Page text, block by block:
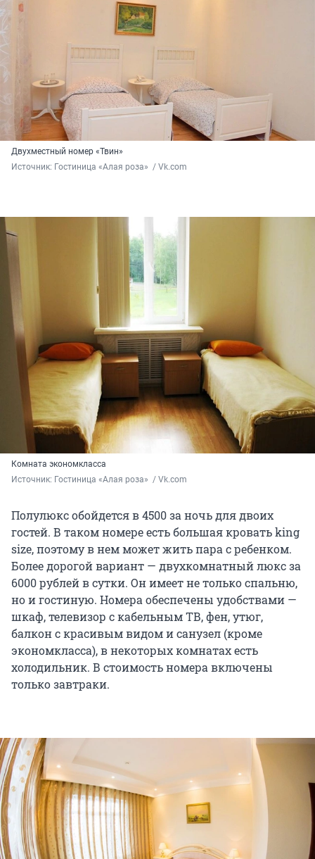
Двухместный номер «Твин»
Источник: Гостиница «Алая роза»  / Vk.com
Комната экономкласса
Источник: Гостиница «Алая роза»  / Vk.com
Полулюкс обойдется в 4500 за ночь для двоих
гостей. В таком номере есть большая кровать king
size, поэтому в нем может жить пара с ребенком.
Более дорогой вариант — двухкомнатный люкс за
6000 рублей в сутки. Он имеет не только спальню,
но и гостиную. Номера обеспечены удобствами —
шкаф, телевизор с кабельным ТВ, фен, утюг,
балкон с красивым видом и санузел (кроме
экономкласса), в некоторых комнатах есть
холодильник. В стоимость номера включены
только завтраки.